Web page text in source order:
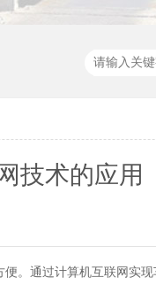
技术的应用
便。通过计算机互联网实